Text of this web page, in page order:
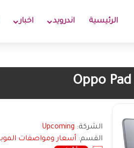
الرئيسية اندرويد اخبار
Oppo Pad
الشركة: Upcoming
القسم: أسعار ومواصفات